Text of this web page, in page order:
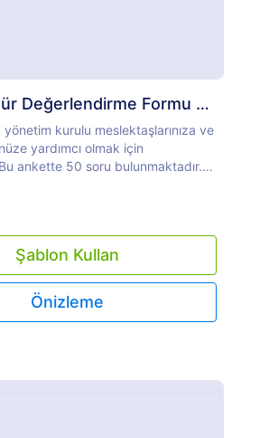
Genel Müdür Değerlendirme Formu Örneği
kurulu meslektaşlarınıza ve
yardımcı olmak için
ankette 50 soru bulunmaktadır.
cevalparıyla
başkanlıyla yapılan
müdür ile paylaşılacak ve
Şablon Kullan
Önizleme